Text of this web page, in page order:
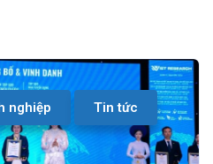
nghiệp Tin tức